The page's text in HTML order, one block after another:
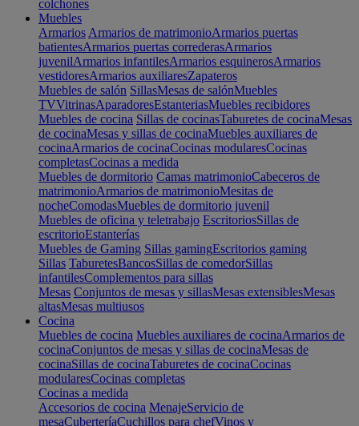
colchones
Muebles
Armarios Armarios de matrimonioArmarios puertas
batientesArmarios puertas correderasArmarios
juvenilArmarios infantilesArmarios esquinerosArmarios
vestidoresArmarios auxiliaresZapateros
Muebles de salón SillasMesas de salónMuebles
TVVitrinasAparadoresEstanteriasMuebles recibidores
Muebles de cocina Sillas de cocinasTaburetes de cocinaMesas
de cocinaMesas y sillas de cocinaMuebles auxiliares de
cocinaArmarios de cocinaCocinas modularesCocinas
completasCocinas a medida
Muebles de dormitorio Camas matrimonioCabeceros de
matrimonioArmarios de matrimonioMesitas de
nocheComodasMuebles de dormitorio juvenil
Muebles de oficina y teletrabajo EscritoriosSillas de
escritorioEstanterías
Muebles de Gaming Sillas gamingEscritorios gaming
Sillas TaburetesBancosSillas de comedorSillas
infantilesComplementos para sillas
Mesas Conjuntos de mesas y sillasMesas extensiblesMesas
altasMesas multiusos
Cocina
Muebles de cocina Muebles auxiliares de cocinaArmarios de
cocinaConjuntos de mesas y sillas de cocinaMesas de
cocinaSillas de cocinaTaburetes de cocinaCocinas
modularesCocinas completas
Cocinas a medida
Accesorios de cocina MenajeServicio de
mesaCuberteríaCuchillos para chefVinos y